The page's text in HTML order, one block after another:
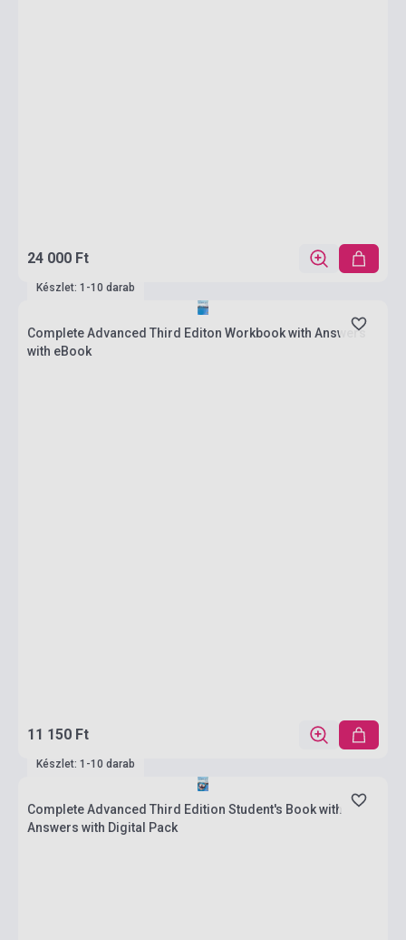
24 000 Ft
Készlet: 1-10 darab
Complete Advanced Third Editon Workbook with Answers
with eBook
11 150 Ft
Készlet: 1-10 darab
Complete Advanced Third Edition Student's Book with
Answers with Digital Pack